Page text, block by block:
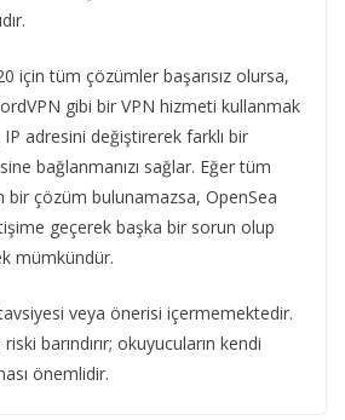
için tüm çözümler başarısız olursa,
gibi bir VPN hizmeti kullanmak
adresini değiştirerek farklı bir
bağlanmanızı sağlar. Eğer tüm
bir çözüm bulunamazsa, OpenSea
geçerek başka bir sorun olup
mümkündür.
veya önerisi içermemektedir.
barındırır; okuyucuların kendi
önemlidir.